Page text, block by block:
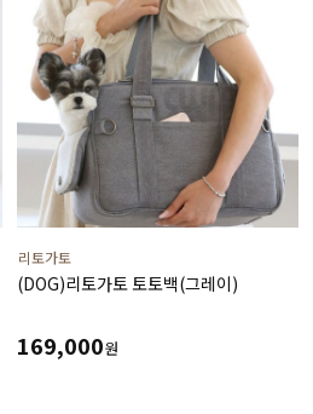
리토가토
(DOG)리토가토 토토백(그레이)
169,000원